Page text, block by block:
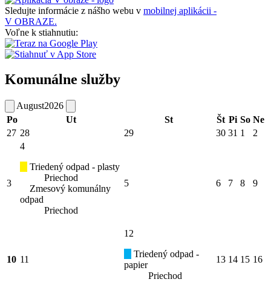
Sledujte informácie z nášho webu v mobilnej aplikácii -
V OBRAZE.
Voľne k stiahnutiu:
Komunálne služby
August2026
Po
Ut St Št Pi So Ne
27 28 29 30 31 1 2
3
4
Triedený odpad - plasty
Priechod
Zmesový komunálny
odpad
Priechod
5 6 7 8 9
10 11
12
Triedený odpad -
papier
Priechod
13 14 15 16